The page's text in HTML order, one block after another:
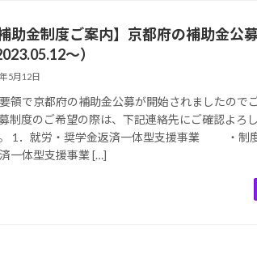
助金制度ご案内】京都府の補助金公
～）
5月12日
領で京都府の補助金公募が開始されましたので
制度のご希望の際は、下記連絡先にご確認よろ
1．就労・奨学金返済一体型支援事業 ・制
一体型支援事業 […]